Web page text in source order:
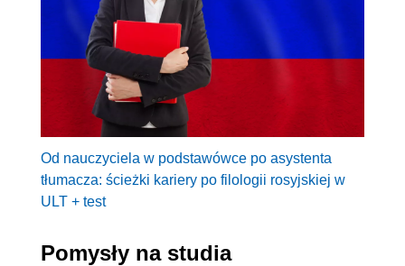
Od nauczyciela w podstawówce po asystenta
tłumacza: ścieżki kariery po filologii rosyjskiej w
ULT + test
Pomysły na studia